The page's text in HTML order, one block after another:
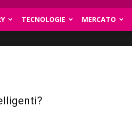
TECNOLOGIE MERCATO